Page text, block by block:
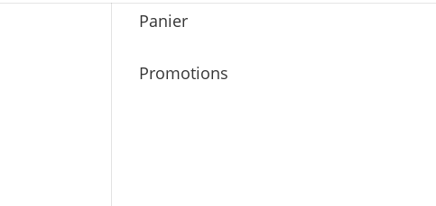
Panier
Promotions